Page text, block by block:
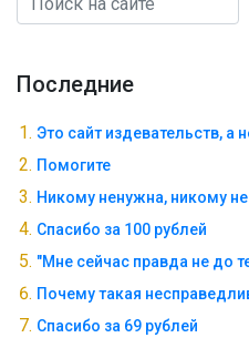
Последние
Это сайт издевательств, а
Помогите
Никому ненужна, никому
Спасибо за 100 рублей
"Мне сейчас правда не до
Почему такая
Спасибо за 69 рублей